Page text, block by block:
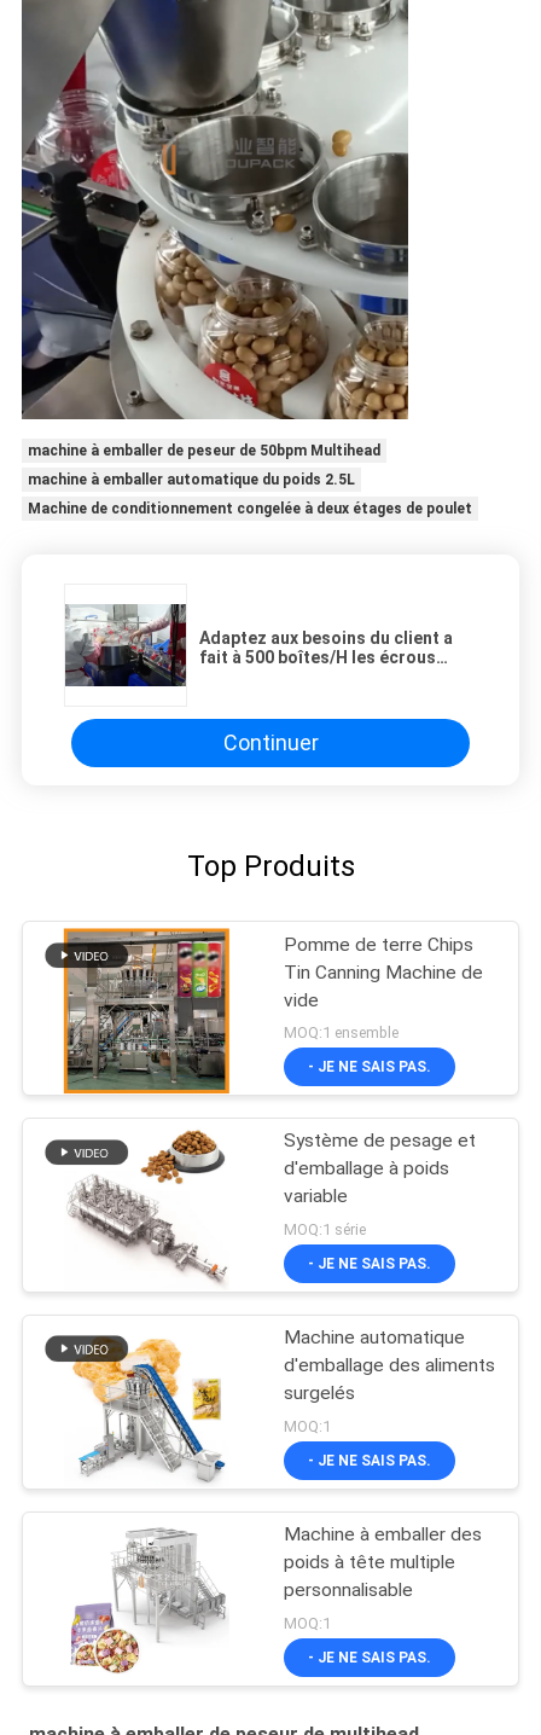
machine à emballer de peseur de 50bpm Multihead
machine à emballer automatique du poids 2.5L
Machine de conditionnement congelée à deux étages de poulet
Adaptez aux besoins du client a
fait à 500 boîtes/H les écrous
Continuer
Top Produits
Pomme de terre Chips
Tin Canning Machine de
vide
MOQ:1 ensemble
- JE NE SAIS PAS.
Système de pesage et
d'emballage à poids
variable
MOQ:1 série
- JE NE SAIS PAS.
Machine automatique
d'emballage des aliments
surgelés
MOQ:1
- JE NE SAIS PAS.
Machine à emballer des
poids à tête multiple
personnalisable
MOQ:1
- JE NE SAIS PAS.